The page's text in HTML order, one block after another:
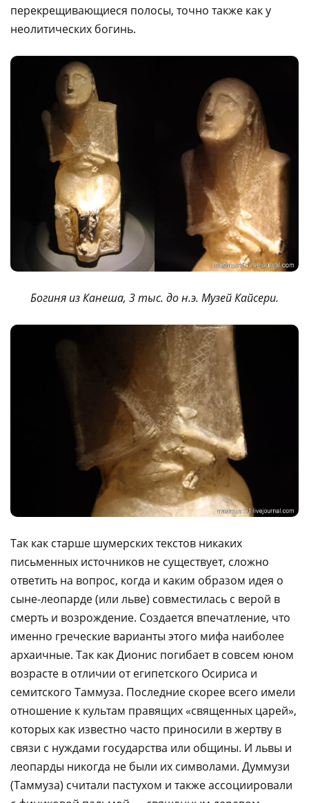
перекрещивающиеся полосы, точно также как у
неолитических богинь.
Богиня из Канеша, 3 тыс. до н.э. Музей Кайсери.
Так как старше шумерских текстов никаких
письменных источников не существует, сложно
ответить на вопрос, когда и каким образом идея о
сыне-леопарде (или льве) совместилась с верой в
смерть и возрождение. Создается впечатление, что
именно греческие варианты этого мифа наиболее
архаичные. Так как Дионис погибает в совсем юном
возрасте в отличии от египетского Осириса и
семитского Таммуза. Последние скорее всего имели
отношение к культам правящих «священных царей»,
которых как известно часто приносили в жертву в
связи с нуждами государства или общины. И львы и
леопарды никогда не были их символами. Думмузи
(Таммуза) считали пастухом и также ассоциировали